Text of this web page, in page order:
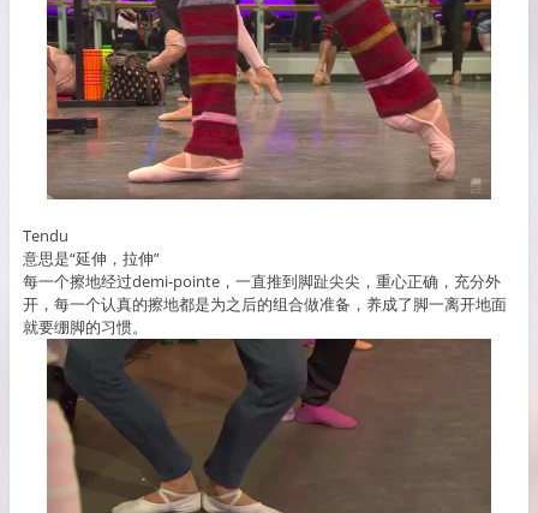
Tendu
意思是“延伸，拉伸”
每一个擦地经过demi-pointe，一直推到脚趾尖尖，重心正确，充分外
开，每一个认真的擦地都是为之后的组合做准备，养成了脚一离开地面
就要绷脚的习惯。